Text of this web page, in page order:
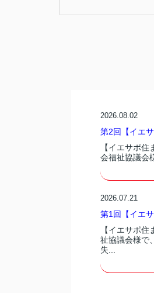
2026.08.02
第2回【イエ
【イエサポ
会福祉協議会
2026.07.21
第1回【イエ
【イエサポ
祉協議会様で
失...